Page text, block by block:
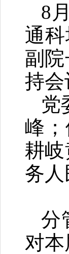
8 月
通
副
持会
党
峰
耕
务人
分
对